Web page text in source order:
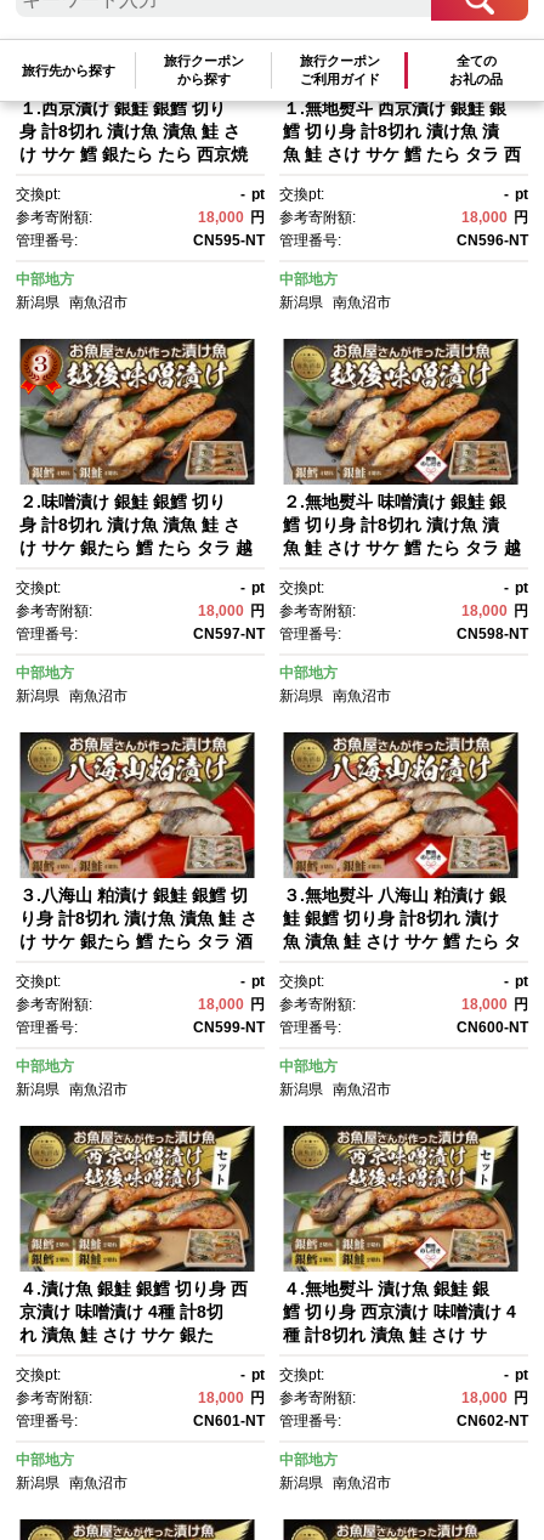
旅行先から探す
旅行クーポン
から探す
旅行クーポン
ご利用ガイド
全ての
お礼の品
１.西京漬け 銀鮭 銀鱈 切り
身 計8切れ 漬け魚 漬魚 鮭 さ
け サケ 鱈 銀たら たら 西京焼
噌 みそ おかず 惣菜 お土産 ギ
フト 贈答品 利七屋 新潟県 南魚
沼市
交換pt: - pt
参考寄附額:
18,000 円
管理番号:
CN595-NT
中部地方
新潟県
南魚沼市
１.無地熨斗 西京漬け 銀鮭 銀
鱈 切り身 計8切れ 漬け魚 漬
魚 鮭 さけ サケ 鱈 たら タラ 西
魚 味噌 みそ おかず お土産 ギ
フト 利七屋 新潟県 南魚沼市
交換pt: - pt
参考寄附額:
18,000 円
管理番号:
CN596-NT
中部地方
新潟県 南魚沼市
２.味噌漬け 銀鮭 銀鱈 切り
身 計8切れ 漬け魚 漬魚 鮭 さ
け サケ 銀たら 鱈 たら タラ 越
そ おかず 惣菜 お土産 ギフ
ト 贈答品 利七屋 新潟県 南魚沼
市
交換pt: - pt
参考寄附額:
18,000 円
管理番号:
CN597-NT
中部地方
新潟県
南魚沼市
２.無地熨斗 味噌漬け 銀鮭 銀
鱈 切り身 計8切れ 漬け魚 漬
魚 鮭 さけ サケ 鱈 たら タラ 越
そ おかず 惣菜 お土産 ギフ
ト 贈答品 利七屋 新潟県 南魚沼
市
交換pt: - pt
参考寄附額:
18,000 円
管理番号:
CN598-NT
中部地方
新潟県 南魚沼市
３.八海山 粕漬け 銀鮭 銀鱈 切
り身 計8切れ 漬け魚 漬魚 鮭 さ
け サケ 銀たら 鱈 たら タラ 酒
かず 惣菜 お土産 ギフト 贈答
品 利七屋 新潟県 南魚沼市
交換pt: - pt
参考寄附額:
18,000 円
管理番号:
CN599-NT
中部地方
新潟県
南魚沼市
３.無地熨斗 八海山 粕漬け 銀
鮭 銀鱈 切り身 計8切れ 漬け
魚 漬魚 鮭 さけ サケ 鱈 たら タ
魚 おかず 惣菜 お土産 ギフ
ト 贈答品 利七屋 新潟県 南魚沼
市
交換pt: - pt
参考寄附額:
18,000 円
管理番号:
CN600-NT
中部地方
新潟県 南魚沼市
４.漬け魚 銀鮭 銀鱈 切り身 西
京漬け 味噌漬け 4種 計8切
れ 漬魚 鮭 さけ サケ 銀た
噌 越後味噌 魚 焼き魚 味噌 お
かず お土産 ギフト 利七屋 新潟
県 南魚沼市
交換pt: - pt
参考寄附額:
18,000 円
管理番号:
CN601-NT
中部地方
新潟県
南魚沼市
４.無地熨斗 漬け魚 銀鮭 銀
鱈 切り身 西京漬け 味噌漬け 4
種 計8切れ 漬魚 鮭 さけ サ
味噌 越後味噌 魚 焼き魚 味
噌 お土産 ギフト 利七屋 新潟
県 南魚沼市
交換pt: - pt
参考寄附額:
18,000 円
管理番号:
CN602-NT
中部地方
新潟県 南魚沼市